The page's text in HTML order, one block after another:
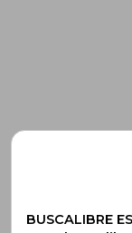
BUSCALIBRE